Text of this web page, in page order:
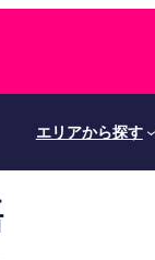
エリアから探す